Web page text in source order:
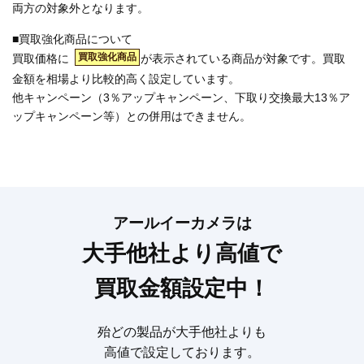
両方の対象外となります。
■買取強化商品について
買取価格に
買取強化商品 が表示されている商品が対象です。買取
金額を相場より比較的高く設定しています。
他キャンペーン（3％アップキャンペーン、下取り交換最大13％ア
ップキャンペーン等）との併用はできません。
アールイーカメラは
大手他社より高値で
買取金額設定中！
殆どの製品が大手他社よりも
高値で設定しております。